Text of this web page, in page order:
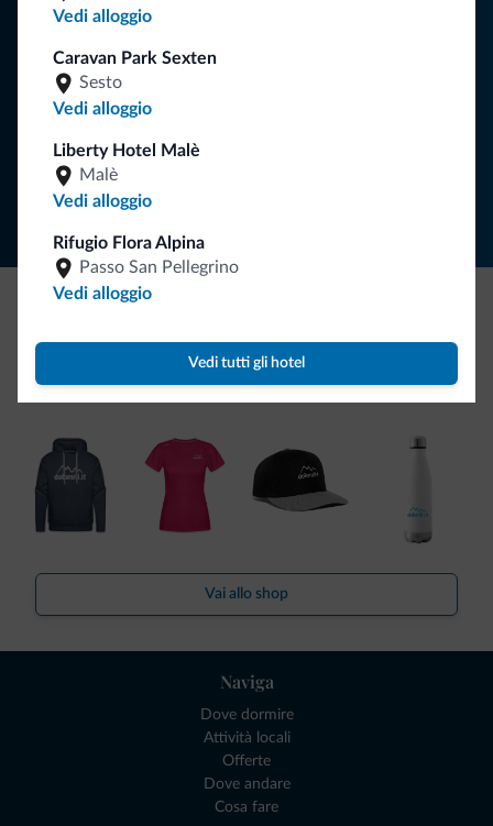
Vedi alloggio
Caravan Park Sexten
Sesto
Vedi alloggio
Liberty Hotel Malè
Malè
Vedi alloggio
Rifugio Flora Alpina
Passo San Pellegrino
Vedi alloggio
Vedi tutti gli hotel
Segui Dolomiti.it
Be Original, scopri la nuova collezione
Ce l'avete chiesto in tanti. Ecco la nuova collezione firmata
Vai allo shop
Naviga
Dove dormire
Attività locali
Offerte
Dove andare
Cosa fare